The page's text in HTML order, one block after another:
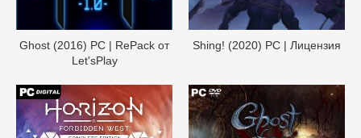
Ghost (2016) PC | RePack от
Let'sРlay
Shing! (2020) PC | Лицензия